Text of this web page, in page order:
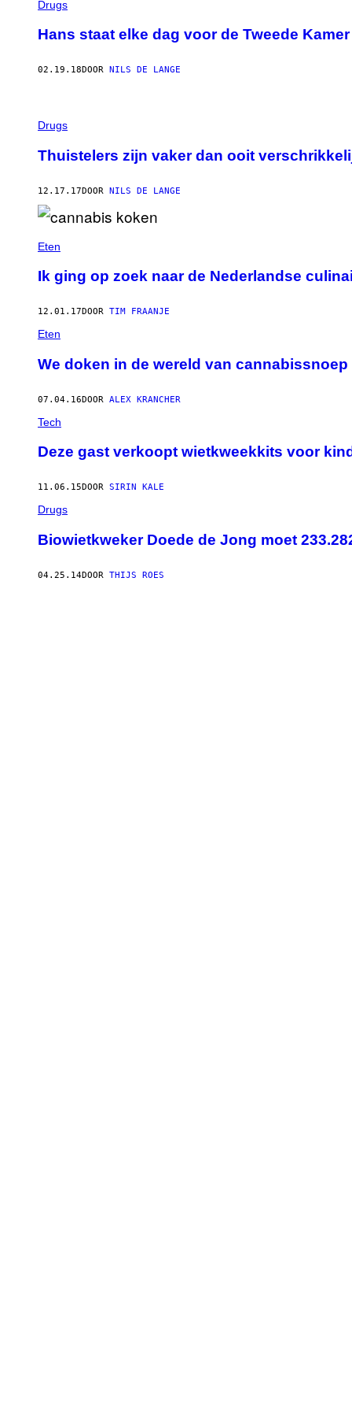
Drugs
Hans staat elke dag voor de Tweede
02.19.18DOOR NILS DE LANGE
Drugs
Thuistelers zijn vaker dan ooit
12.17.17DOOR NILS DE LANGE
Eten
Ik ging op zoek naar de Nederlandse
12.01.17DOOR TIM FRAANJE
Eten
We doken in de wereld van
07.04.16DOOR ALEX KRANCHER
Tech
Deze gast verkoopt wietkweekkits voor
11.06.15DOOR SIRIN KALE
Drugs
Biowietkweker Doede de Jong moet
04.25.14DOOR THIJS ROES